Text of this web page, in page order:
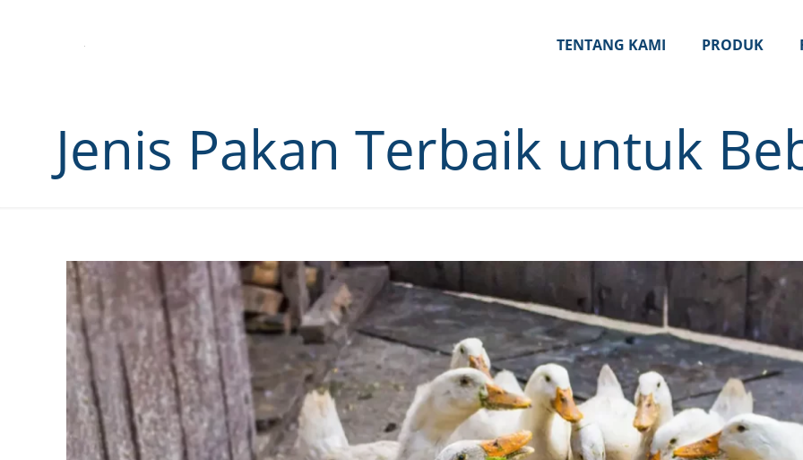
TENTANG KAMI PRODUK
Jenis Pakan Terbaik untuk